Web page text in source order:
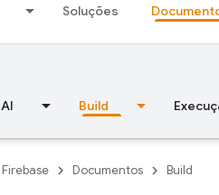
Soluções
AI Build
Firebase Documentos Build